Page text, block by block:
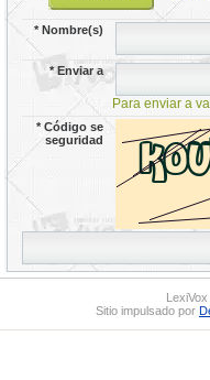
*Nombre(s)
*Enviar a
Para enviar a
*Código se
seguridad
Sitio impulsado por